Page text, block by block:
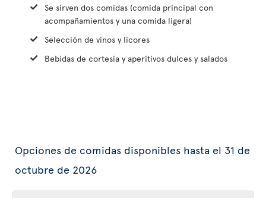
Se sirven dos comidas (comida principal con
acompañamientos y una comida ligera)
Selección de vinos y licores
Bebidas de cortesía y aperitivos dulces y salados
Opciones de comidas disponibles hasta el 31 de
octubre de 2026